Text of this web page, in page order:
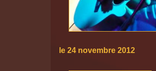
le 24 novembre 2012